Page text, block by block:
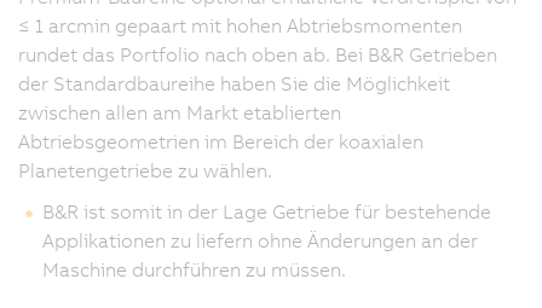
≤ 1 arcmin gepaart mit hohen Abtriebsmomenten
rundet das Portfolio nach oben ab. Bei B&R Getrieben
der Standardbaureihe haben Sie die Möglichkeit
zwischen allen am Markt etablierten
Abtriebsgeometrien im Bereich der koaxialen
Planetengetriebe zu wählen.
B&R ist somit in der Lage Getriebe für bestehende
Applikationen zu liefern ohne Änderungen an der
Maschine durchführen zu müssen.